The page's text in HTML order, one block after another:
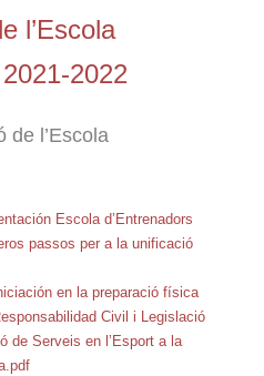
l’Escola
2022
de l’Escola
Escola d’Entrenadors
passos per a la unificació
en la preparació física
Civil i Legislació
de Serveis en l’Esport a la